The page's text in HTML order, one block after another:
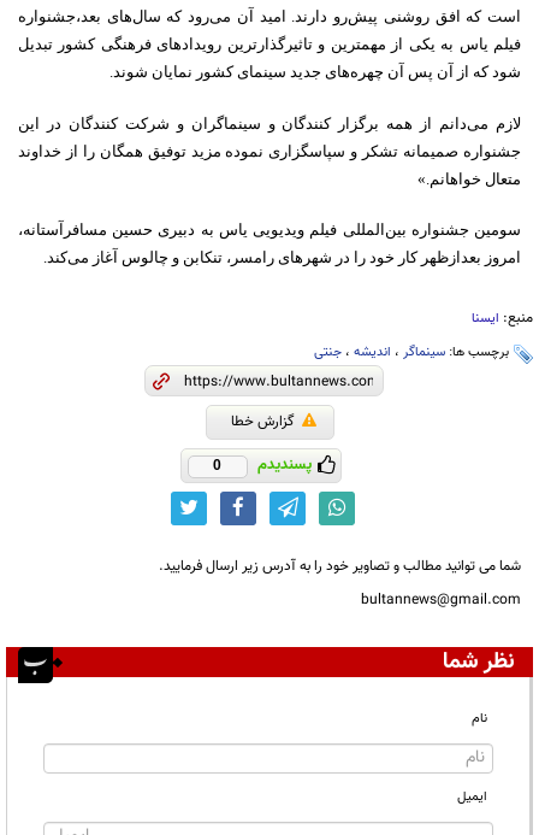
است که افق روشنی پیش‌رو دارند. امید آن می‌رود که سال‌های بعد،جشنواره
فیلم یاس به یکی از مهمترین و تاثیرگذارترین رویدادهای فرهنگی کشور تبدیل
شود که از آن پس آن چهره‌های جدید سینمای کشور نمایان شوند.
لازم می‌دانم از همه برگزار کنندگان و سینماگران و شرکت کنندگان در این
جشنواره صمیمانه تشکر و سپاسگزاری نموده مزید توفیق همگان را از خداوند
متعال خواهانم.»
سومین جشنواره بین‌المللی فیلم ویدیویی یاس به دبیری حسین مسافرآستانه،
امروز بعدازظهر کار خود را در شهرهای رامسر، تنکابن و چالوس آغاز می‌کند.
منبع: ایسنا
برچسب ها: سینماگر ، اندیشه ، جنتی
گزارش خطا
پسندیدم 0
شما می توانید مطالب و تصاویر خود را به آدرس زیر ارسال فرمایید.
bultannews@gmail.com
نظر شما
نام
ایمیل